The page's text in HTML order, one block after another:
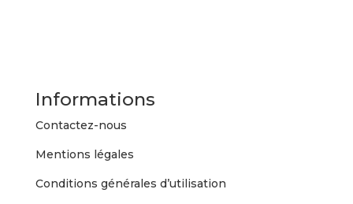
Informations
Contactez-nous
Mentions légales
Conditions générales d’utilisation